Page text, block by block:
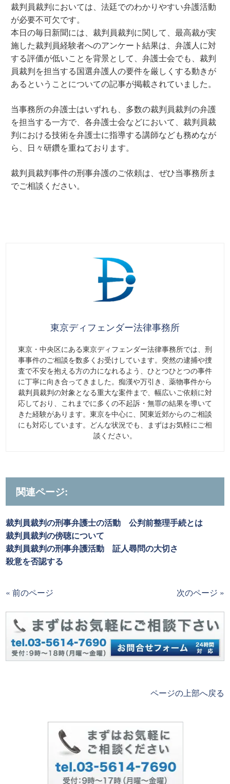
裁判員裁判においては、法廷でのわかりやすい弁護活動
が必要不可欠です。
本日の毎日新聞には、裁判員裁判に関して、最高裁が実
施した裁判員経験者へのアンケート結果は、弁護人に対
する評価が低いことを背景として、弁護士会でも、裁判
員裁判を担当する国選弁護人の要件を厳しくする動きが
あるということについての記事が掲載されていました。
当事務所の弁護士はいずれも、多数の裁判員裁判の弁護
を担当する一方で、各弁護士会などにおいて、裁判員裁
判における技術を弁護士に指導する講師なども務めなが
ら、日々研鑽を重ねております。
裁判員裁判事件の刑事弁護のご依頼は、ぜひ当事務所ま
でご相談ください。
東京ディフェンダー法律事務所
東京・中央区にある東京ディフェンダー法律事務所では、刑
事事件のご相談を数多くお受けしています。突然の逮捕や捜
査で不安を抱える方の力になれるよう、ひとつひとつの事件
に丁寧に向き合ってきました。痴漢や万引き、薬物事件から
裁判員裁判の対象となる重大な案件まで、幅広いご依頼に対
応しており、これまでに多くの不起訴・無罪の結果を導いて
きた経験があります。東京を中心に、関東近郊からのご相談
にも対応しています。どんな状況でも、まずはお気軽にご相
談ください。
関連ページ:
裁判員裁判の刑事弁護士の活動 公判前整理手続とは
裁判員裁判の傍聴について
裁判員裁判の刑事弁護活動 証人尋問の大切さ
殺意を否認する
« 前のページ 次のページ »
ページの上部へ戻る